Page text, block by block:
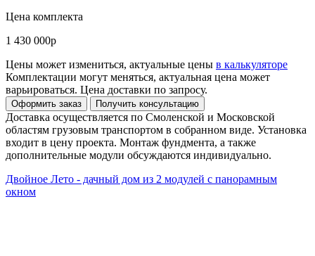
Цена комплекта
1 430 000р
Цены может измениться, актуальные цены в калькуляторе
Комплектации могут меняться, актуальная цена может
варьироваться. Цена доставки по запросу.
Доставка осуществляется по Смоленской и Московской
областям грузовым транспортом в собранном виде. Установка
входит в цену проекта. Монтаж фундмента, а также
дополнительные модули обсуждаются индивидуально.
Двойное Лето - дачный дом из 2 модулей с панорамным
окном